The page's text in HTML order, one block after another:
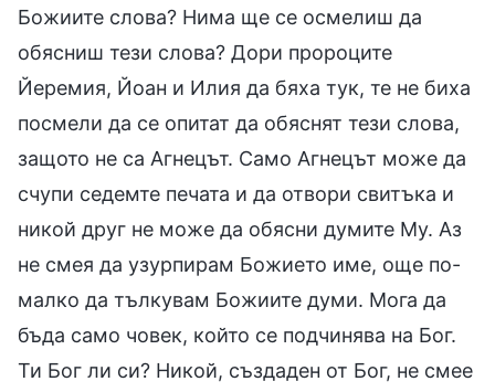
Божиите слова? Нима ще се осмелиш да
обясниш тези слова? Дори пророците
Йеремия, Йоан и Илия да бяха тук, те не биха
посмели да се опитат да обяснят тези слова,
защото не са Агнецът. Само Агнецът може да
счупи седемте печата и да отвори свитъка и
никой друг не може да обясни думите Му. Аз
не смея да узурпирам Божието име, още по-
малко да тълкувам Божиите думи. Мога да
бъда само човек, който се подчинява на Бог.
Ти Бог ли си? Никой, създаден от Бог, не смее